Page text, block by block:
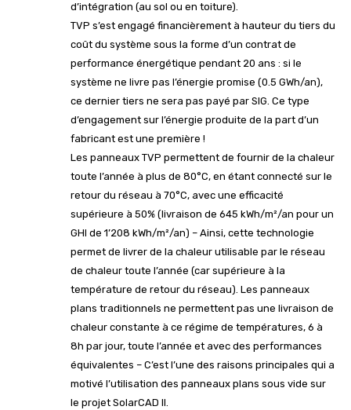
d’intégration (au sol ou en toiture).
TVP s’est engagé financièrement à hauteur du tiers du
coût du système sous la forme d’un contrat de
performance énergétique pendant 20 ans : si le
système ne livre pas l’énergie promise (0.5 GWh/an),
ce dernier tiers ne sera pas payé par SIG. Ce type
d’engagement sur l’énergie produite de la part d’un
fabricant est une première !
Les panneaux TVP permettent de fournir de la chaleur
toute l’année à plus de 80°C, en étant connecté sur le
retour du réseau à 70°C, avec une efficacité
supérieure à 50% (livraison de 645 kWh/m²/an pour un
GHI de 1’208 kWh/m²/an) – Ainsi, cette technologie
permet de livrer de la chaleur utilisable par le réseau
de chaleur toute l’année (car supérieure à la
température de retour du réseau). Les panneaux
plans traditionnels ne permettent pas une livraison de
chaleur constante à ce régime de températures, 6 à
8h par jour, toute l’année et avec des performances
équivalentes – C’est l’une des raisons principales qui a
motivé l’utilisation des panneaux plans sous vide sur
le projet SolarCAD II.